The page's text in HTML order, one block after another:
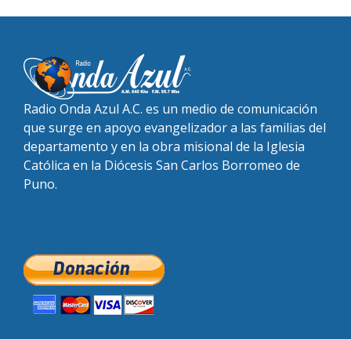
Radio Onda Azul A.C. es un medio de comunicación
que surge en apoyo evangelizador a las familias del
departamento y en la obra misional de la Iglesia
Católica en la Diócesis San Carlos Borromeo de
Puno.